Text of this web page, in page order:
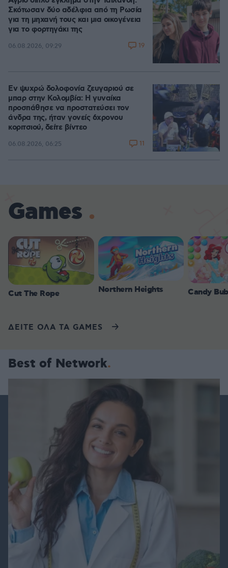
Σκότωσαν δύο αδέλφια από τη Ρωσία
για τη μηχανή τους και μια οικογένεια
για το φορτηγάκι της
06.08.2026, 09:29 19
Εν ψυχρώ δολοφονία ζευγαριού σε
μπαρ στην Κολομβία: Η γυναίκα
προσπάθησε να προστατεύσει τον
άνδρα της, ήταν γονείς 6χρονου
κοριτσιού, δείτε βίντεο
06.08.2026, 06:25 11
Games
Cut The Rope Northern Heights Candy
ΔΕΙΤΕ ΟΛΑ ΤΑ GAMES
Best of Network